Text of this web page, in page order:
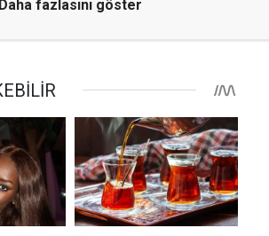
Daha fazlasını göster